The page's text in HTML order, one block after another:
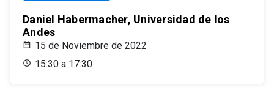
Daniel Habermacher, Universidad de los
Andes
15 de Noviembre de 2022
15:30 a 17:30